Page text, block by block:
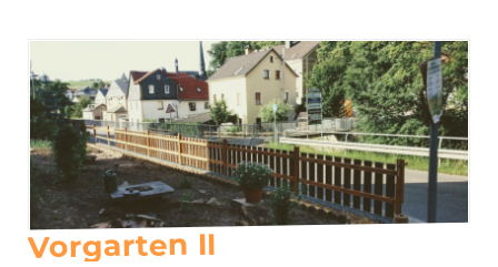
Vorgarten II